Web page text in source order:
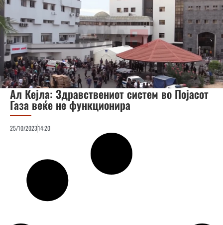
Ал Кејла: Здравствениот систем во Појасот
Газа веќе не функционира
25/10/202314:20